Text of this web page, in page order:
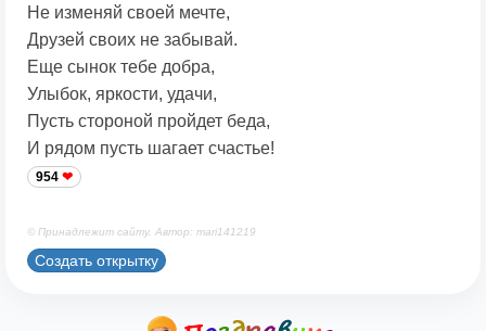
Не изменяй своей мечте,
Друзей своих не забывай.
Еще сынок тебе добра,
Улыбок, яркости, удачи,
Пусть стороной пройдет беда,
И рядом пусть шагает счастье!
954
© Принадлежит сайту. Автор: mari141219
Создать открытку